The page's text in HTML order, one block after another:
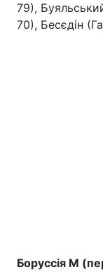
79),
70), Бесєдін
Боруссія М